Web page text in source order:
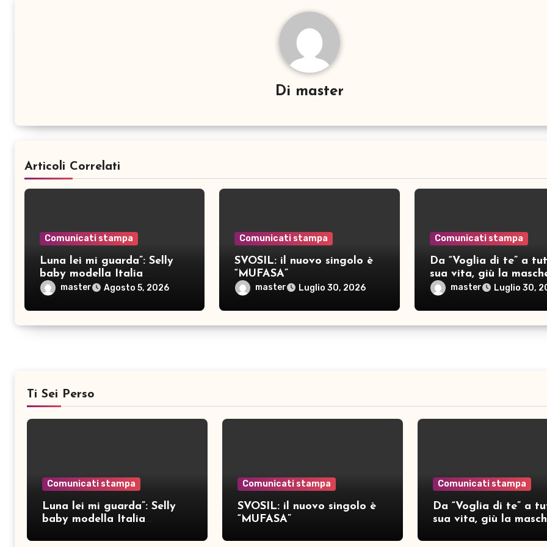
Di master
Articoli Correlati
Comunicati stampa
Luna lei mi guarda”: Selly
baby modella Italia
pubblica nove brani inediti
master Agosto 5, 2026
Comunicati stampa
SVOSIL: il nuovo singolo è
“MUFASA”
master Luglio 30, 2026
Comunicati stampa
Da “Voglia di te” a
sua vita, giù la
per SAMAR
master Luglio 30,
Ti Sei Perso
Comunicati stampa
Luna lei mi guarda”: Selly
baby modella Italia
Comunicati stampa
SVOSIL: il nuovo singolo è
“MUFASA”
Comunicati stampa
Da “Voglia di te” a
sua vita, giù la